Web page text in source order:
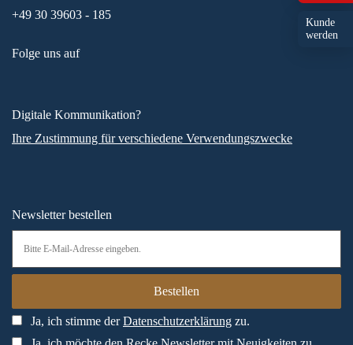
Kunde
werden
+49 30 39603 - 185
Folge uns auf
Digitale Kommunikation?
Ihre Zustimmung für verschiedene Verwendungszwecke
Newsletter bestellen
Ja, ich stimme derDatenschutzerklärung zu.